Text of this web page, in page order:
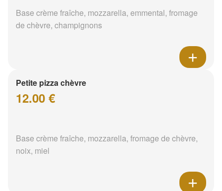
Base crème fraîche, mozzarella, emmental, fromage
de chèvre, champignons
Petite pizza chèvre
12.00 €
Base crème fraîche, mozzarella, fromage de chèvre,
noix, miel